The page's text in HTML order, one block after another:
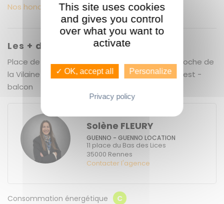
Nos honoraires
Les + du bien
Place de Bretagne - environnement calme - proche de
la Vilaine - résidence de qualité - exposition ouest -
balcon
Solène FLEURY
GUENNO - GUENNO LOCATION
11 place du Bas des Lices
35000 Rennes
Contacter l'agence
Consommation énergétique C
This site uses cookies
and gives you control
over what you want to
activate
✓ OK, accept all Personalize
Privacy policy